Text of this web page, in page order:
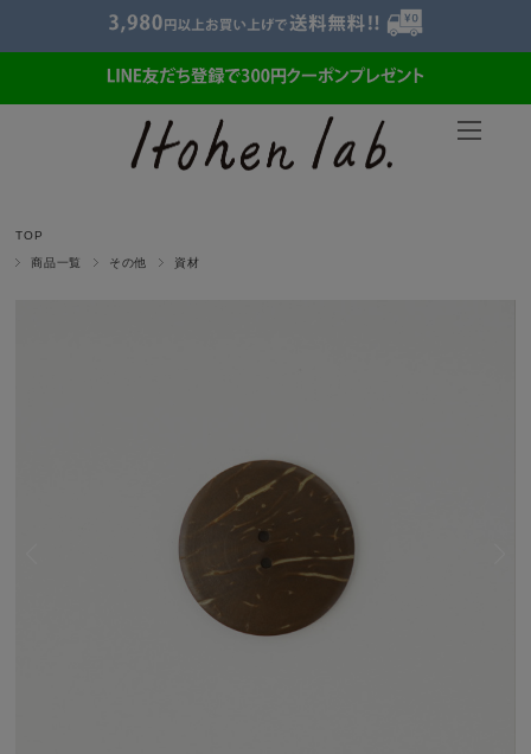
TOP
商品一覧 その他 資材